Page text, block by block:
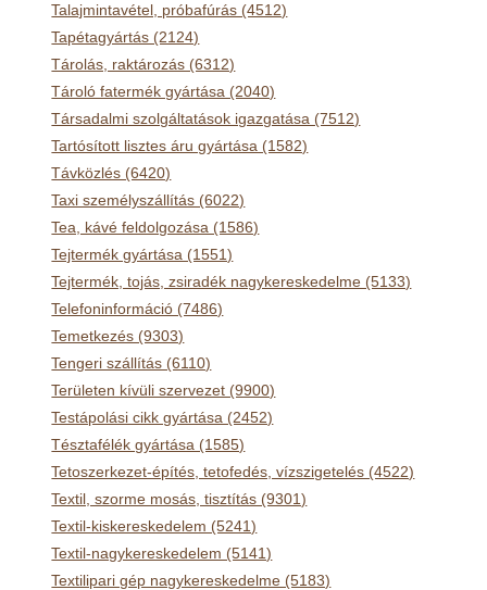
Talajmintavétel, próbafúrás (4512)
Tapétagyártás (2124)
Tárolás, raktározás (6312)
Tároló fatermék gyártása (2040)
Társadalmi szolgáltatások igazgatása (7512)
Tartósított lisztes áru gyártása (1582)
Távközlés (6420)
Taxi személyszállítás (6022)
Tea, kávé feldolgozása (1586)
Tejtermék gyártása (1551)
Tejtermék, tojás, zsiradék nagykereskedelme (5133)
Telefoninformáció (7486)
Temetkezés (9303)
Tengeri szállítás (6110)
Területen kívüli szervezet (9900)
Testápolási cikk gyártása (2452)
Tésztafélék gyártása (1585)
Tetoszerkezet-építés, tetofedés, vízszigetelés (4522)
Textil, szorme mosás, tisztítás (9301)
Textil-kiskereskedelem (5241)
Textil-nagykereskedelem (5141)
Textilipari gép nagykereskedelme (5183)